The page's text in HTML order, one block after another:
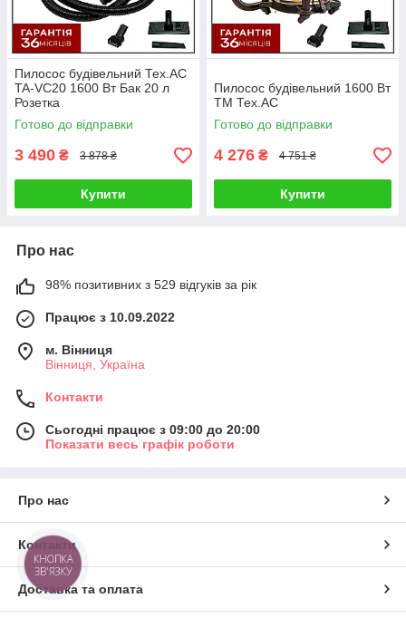
Пилосос будівельний Тех.АС
TA-VC20 1600 Вт Бак 20 л
Розетка
Готово до відправки
3 490 ₴ 3 878 ₴
Купити
Пилосос будівельний 1600 Вт
ТМ Тех.АС
Готово до відправки
4 276 ₴ 4 751 ₴
Купити
Про нас
98% позитивних з 529 відгуків за рік
Працює з 10.09.2022
м. Вінниця
Вінниця, Україна
Контакти
Сьогодні працює з 09:00 до 20:00
Показати весь графік роботи
Про нас
Контакти
Доставка та оплата
КНОПКА
ЗВ'ЯЗКУ